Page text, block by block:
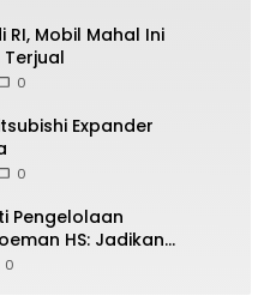
RI, Mobil Mahal Ini
Terjual
0
Expander
0
Pengelolaan
HS: Jadikan
dan Kawah
0